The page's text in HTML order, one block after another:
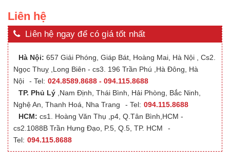
Liên hệ
Liên hệ ngay để có giá tốt nhất
Hà Nội: 657 Giải Phóng, Giáp Bát, Hoàng Mai, Hà Nội , Cs2.
Ngọc Thuỵ ,Long Biên - cs3. 196 Trần Phú ,Hà Đông, Hà
Nội
- Tel: 024.8589.8688 - 094.115.8688
TP. Phủ Lý ,Nam Định, Thái Bình, Hải Phòng, Bắc Ninh,
Nghệ An, Thanh Hoá, Nha Trang
- Tel: 094.115.8688
HCM: cs1. Hoàng Văn Thụ ,p4, Q.Tân Bình,HCM -
cs2.1088B Trần Hưng Đạo, P.5, Q.5, TP. HCM
-
Tel: 094.115.8688